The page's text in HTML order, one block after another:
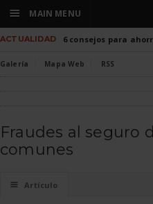
ACTUALIDAD 6 consejos para
Galería Mapa Web RSS
Fraudes al seguro
comunes
☰ Artículo
☰ MAIN MENU